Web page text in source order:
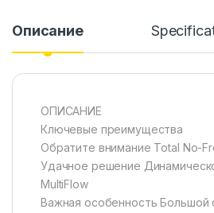
Описание
ОПИСАНИЕ
Ключевые преимущества
Обратите внимание Total No-
Удачное решение
MultiFlow
Важная особенность Большой